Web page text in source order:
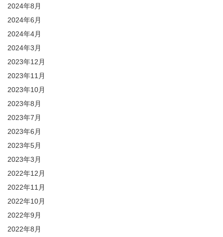
2024年8月
2024年6月
2024年4月
2024年3月
2023年12月
2023年11月
2023年10月
2023年8月
2023年7月
2023年6月
2023年5月
2023年3月
2022年12月
2022年11月
2022年10月
2022年9月
2022年8月